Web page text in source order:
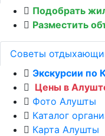
Подобрать
Разместить
Советы
Экскурсии по
Цены в
Фото Алушты
Каталог
Карта Алушты